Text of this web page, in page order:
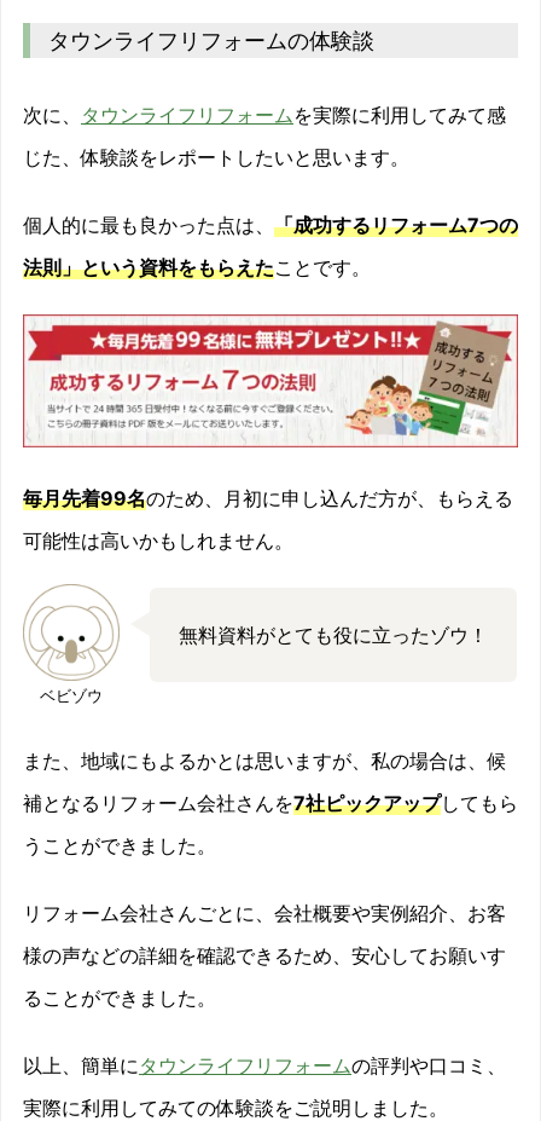
タウンライフリフォームの体験談
次に、 タウンライフリフォームを実際に利用してみて感
じた、体験談をレポートしたいと思います。
個人的に最も良かった点は、 「成功するリフォーム7つの
法則」という資料をもらえたことです。
毎月先着99名のため、月初に申し込んだ方が、もらえる
可能性は高いかもしれません。
ベビゾウ
無料資料がとても役に立ったゾウ！
また、地域にもよるかとは思いますが、私の場合は、候
補となるリフォーム会社さんを7社ピックアップしてもら
うことができました。
リフォーム会社さんごとに、会社概要や実例紹介、お客
様の声などの詳細を確認できるため、安心してお願いす
ることができました。
以上、簡単に タウンライフリフォームの評判や口コミ、
実際に利用してみての体験談をご説明しました。